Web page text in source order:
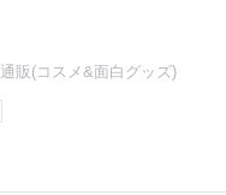
通販(コスメ&面白グッズ)